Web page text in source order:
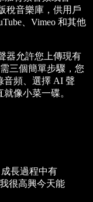
稅音樂庫，供用戶
、Vimeo 和其他
器允許您上傳現有
三個簡單步驟，您
音頻、選擇 AI 聲
像小菜一碟。
長過程中有
很高興今天能